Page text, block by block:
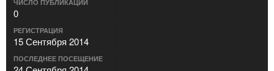
ЧИСЛО ПУБЛИКАЦИЙ
0
РЕГИСТРАЦИЯ
15 Сентября 2014
ПОСЛЕДНЕЕ ПОСЕЩЕНИЕ